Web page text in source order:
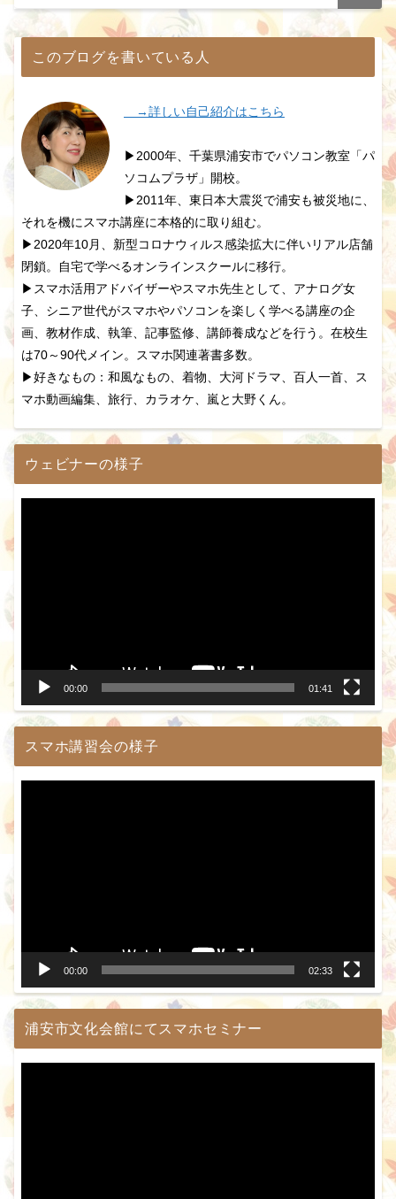
このブログを書いている人
→詳しい自己紹介はこちら
▶2000年、千葉県浦安市でパソコン教室「パ
ソコムプラザ」開校。
▶2011年、東日本大震災で浦安も被災地に、
それを機にスマホ講座に本格的に取り組む。
▶2020年10月、新型コロナウィルス感染拡大に伴いリアル店舗
閉鎖。自宅で学べるオンラインスクールに移行。
▶スマホ活用アドバイザーやスマホ先生として、アナログ女
子、シニア世代がスマホやパソコンを楽しく学べる講座の企
画、教材作成、執筆、記事監修、講師養成などを行う。在校生
は70～90代メイン。スマホ関連著書多数。
▶好きなもの：和風なもの、着物、大河ドラマ、百人一首、ス
マホ動画編集、旅行、カラオケ、嵐と大野くん。
ウェビナーの様子
00:00 01:41
スマホ講習会の様子
00:00 02:33
浦安市文化会館にてスマホセミナー